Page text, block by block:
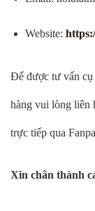
Website:
Để được tư vấn cụ
hàng vui lòng liên
trực tiếp qua
Xin chân thành